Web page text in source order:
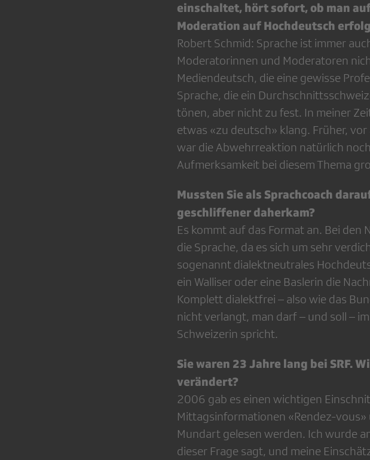
einschaltet, hört sofort, ob man
Moderation auf Hochdeutsch
Robert Schmid: Sprache ist immer
Moderatorinnen und Moderatoren
Mediendeutsch, die eine gewisse
Sprache, die ein
tönen, aber nicht zu fest. In meiner
etwas «zu deutsch» klang. Früher,
war die Abwehrreaktion natürlich
Aufmerksamkeit bei diesem Thema
Mussten Sie als Sprachcoach
geschliffener daherkam?
Es kommt auf das Format an. Bei
die Sprache, da es sich um sehr
sogenannt dialektneutrales
ein Walliser oder eine Baslerin die
Komplett dialektfrei – also wie das
nicht verlangt, man darf – und soll –
Schweizerin spricht.
Sie waren 23 Jahre lang bei SRF.
verändert?
2006 gab es einen wichtigen
Mittagsinformationen «Rendez-
Mundart gelesen werden. Ich wurde
dieser Frage sagt, und meine